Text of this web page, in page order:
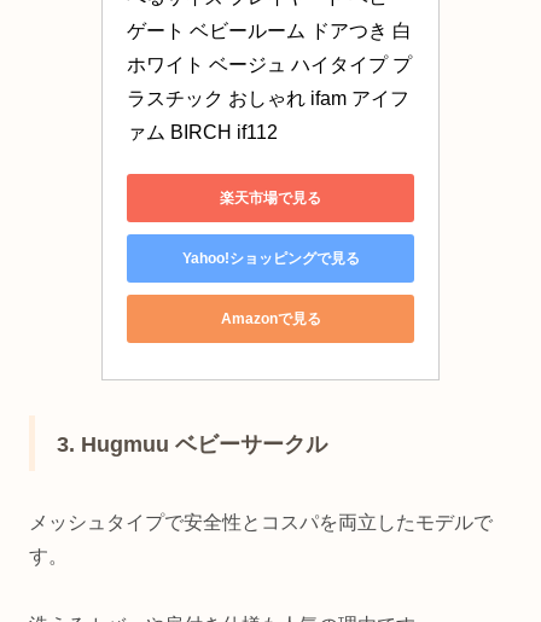
ゲート ベビールーム ドアつき 白
ホワイト ベージュ ハイタイプ プ
ラスチック おしゃれ ifam アイフ
ァム BIRCH if112
楽天市場で見る
Yahoo!ショッピングで見る
Amazonで見る
3. Hugmuu ベビーサークル
メッシュタイプで安全性とコスパを両立したモデルで
す。